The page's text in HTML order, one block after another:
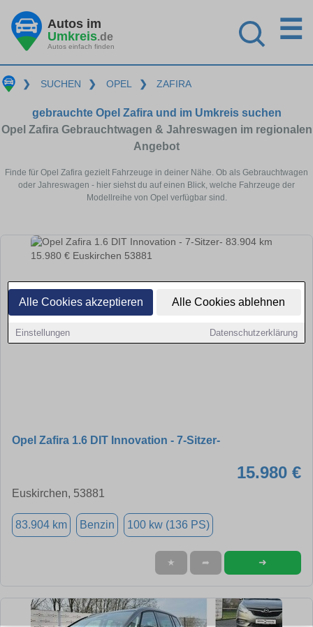
Alle Cookies akzeptieren Alle Cookies ablehnen
Einstellungen Datenschutzerklärung
Autos im
Umkreis.de
Autos einfach finden
☰
❯ SUCHEN ❯ OPEL ❯ ZAFIRA
gebrauchte Opel Zafira und im Umkreis suchen
Opel Zafira Gebrauchtwagen & Jahreswagen im regionalen
Angebot
Finde für Opel Zafira gezielt Fahrzeuge in deiner Nähe. Ob als Gebrauchtwagen
oder Jahreswagen - hier siehst du auf einen Blick, welche Fahrzeuge der
Modellreihe von Opel verfügbar sind.
Opel Zafira 1.6 DIT Innovation - 7-Sitzer-
15.980 €
Euskirchen, 53881
83.904 km Benzin 100 kw (136 PS)
★ ➦ ➜